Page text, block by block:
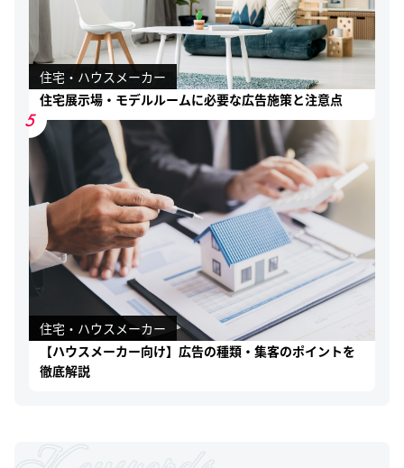
住宅・ハウスメーカー
住宅展示場・モデルルームに必要な広告施策と注意点
5
住宅・ハウスメーカー
【ハウスメーカー向け】広告の種類・集客のポイントを
徹底解説